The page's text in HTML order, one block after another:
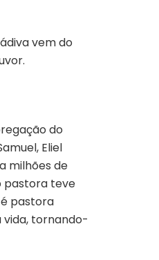
vem do
do
Eliel
milhões de
pastora teve
é pastora
vida, tornando-